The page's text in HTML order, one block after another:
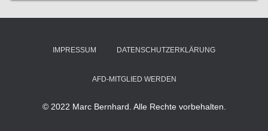
IMPRESSUM DATENSCHUTZERKLÄRUNG
AFD-MITGLIED WERDEN
© 2022 Marc Bernhard. Alle Rechte vorbehalten.